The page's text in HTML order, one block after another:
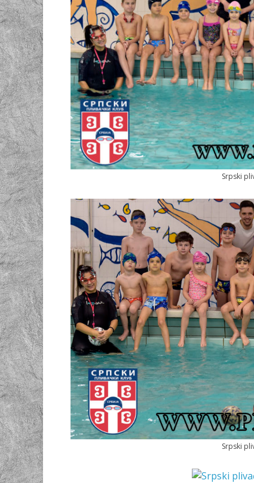
Srpski
Srpski